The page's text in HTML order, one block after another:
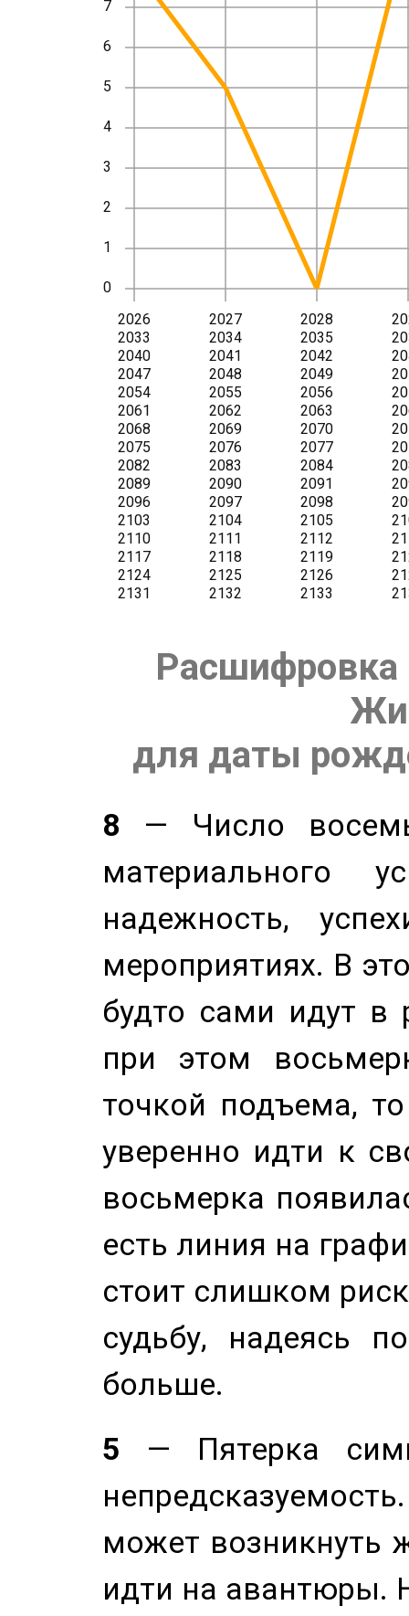
Расшифровка
для даты
8 — Число
материального
надежность,
мероприятиях. В
будто сами идут в
при этом
точкой подъема,
уверенно идти к
восьмерка
есть линия на
стоит слишком
судьбу, надеясь
больше.
5 — Пятерка
может возникнуть
идти на авантюры.